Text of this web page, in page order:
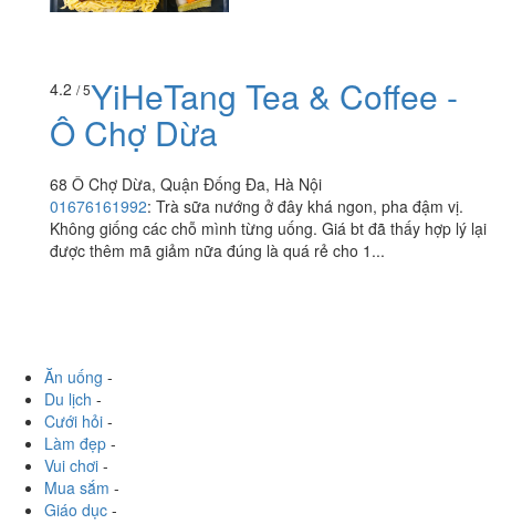
4.2 / 5YiHeTang Tea & Coffee -
Ô Chợ Dừa
68 Ô Chợ Dừa, Quận Đống Đa, Hà Nội
01676161992: Trà sữa nướng ở đây khá ngon, pha đậm vị.
Không giống các chỗ mình từng uống. Giá bt đã thấy hợp lý lại
được thêm mã giảm nữa đúng là quá rẻ cho 1...
Ăn uống -
Du lịch-
Cưới hỏi-